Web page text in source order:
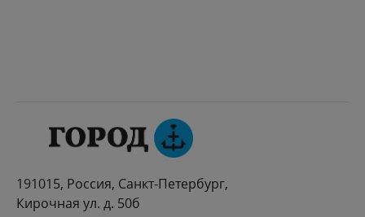
191015, Россия, Санкт-Петербург,
Кирочная ул. д. 50б